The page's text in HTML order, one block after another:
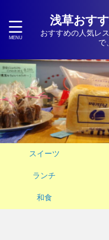
浅草おす
おすすめの人気レ
で
スイーツ
ランチ
和食